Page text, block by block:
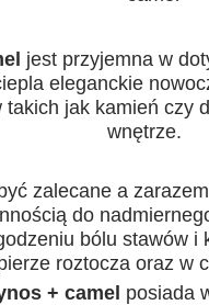
jest przyjemna w
eleganckie
takich jak kamień czy
wnętrze.
zalecane a
do
bólu stawów i
roztocza oraz w
+ camel posiada